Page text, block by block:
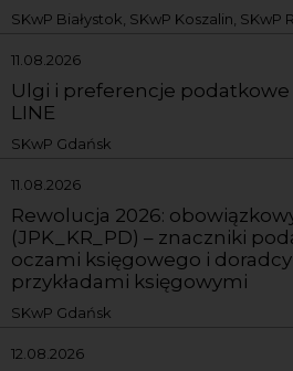
SKwP Białystok, SKwP Koszalin, SKwP
11.08.2026
Ulgi i preferencje podatkowe
LINE
SKwP Gdańsk
11.08.2026
Rewolucja 2026:
(JPK_KR_PD) – znaczniki
oczami księgowego i
przykładami księgowymi
SKwP Gdańsk
12.08.2026